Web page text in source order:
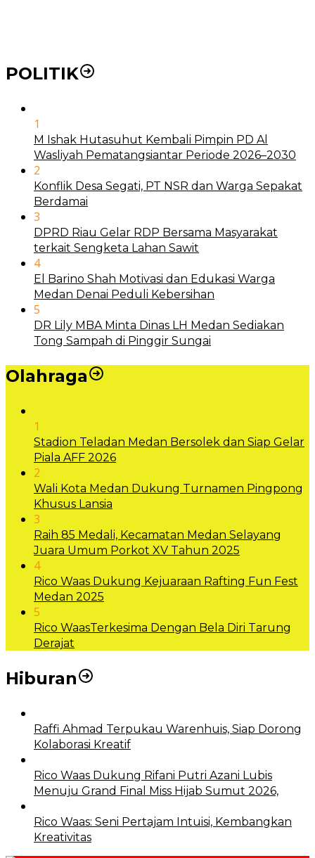
POLITIK
1
M Ishak Hutasuhut Kembali Pimpin PD Al
Wasliyah Pematangsiantar Periode 2026–2030
2
Konflik Desa Segati, PT NSR dan Warga Sepakat
Berdamai
3
DPRD Riau Gelar RDP Bersama Masyarakat
terkait Sengketa Lahan Sawit
4
El Barino Shah Motivasi dan Edukasi Warga
Medan Denai Peduli Kebersihan
5
DR Lily MBA Minta Dinas LH Medan Sediakan
Tong Sampah di Pinggir Sungai
Olahraga
1
Stadion Teladan Medan Bersolek dan Siap Gelar
Piala AFF 2026
2
Wali Kota Medan Dukung Turnamen Pingpong
Khusus Lansia
3
Raih 85 Medali, Kecamatan Medan Selayang
Juara Umum Porkot XV Tahun 2025
4
Rico Waas Dukung Kejuaraan Rafting Fun Fest
Medan 2025
5
Rico WaasTerkesima Dengan Bela Diri Tarung
Derajat
Hiburan
Raffi Ahmad Terpukau Warenhuis, Siap Dorong
Kolaborasi Kreatif
Rico Waas Dukung Rifani Putri Azani Lubis
Menuju Grand Final Miss Hijab Sumut 2026,
Rico Waas: Seni Pertajam Intuisi, Kembangkan
Kreativitas